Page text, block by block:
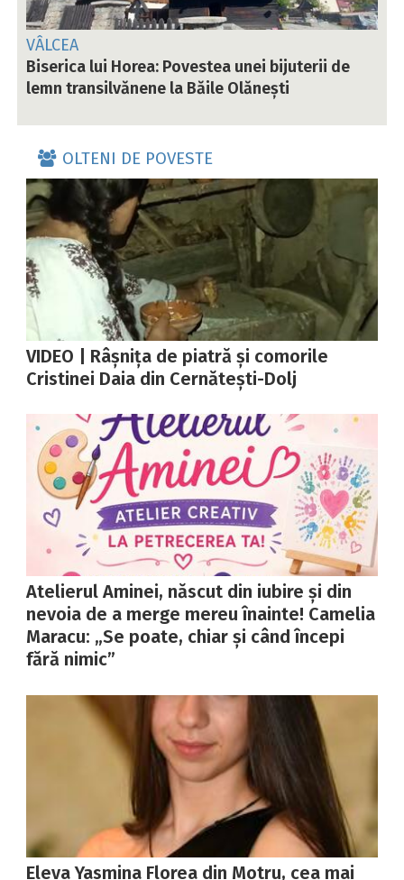
VÂLCEA
Biserica lui Horea: Povestea unei bijuterii de
lemn transilvănene la Băile Olănești
OLTENI DE POVESTE
VIDEO | Râșnița de piatră și comorile
Cristinei Daia din Cernătești-Dolj
Atelierul Aminei, născut din iubire și din
nevoia de a merge mereu înainte! Camelia
Maracu: „Se poate, chiar și când începi
fără nimic”
Eleva Yasmina Florea din Motru, cea mai